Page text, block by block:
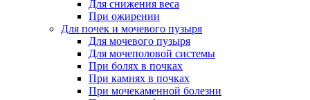
Для снижения веса
При ожирении
Для почек и мочевого пузыря
Для мочевого пузыря
Для мочеполовой системы
При болях в почках
При камнях в почках
При мочекаменной болезни